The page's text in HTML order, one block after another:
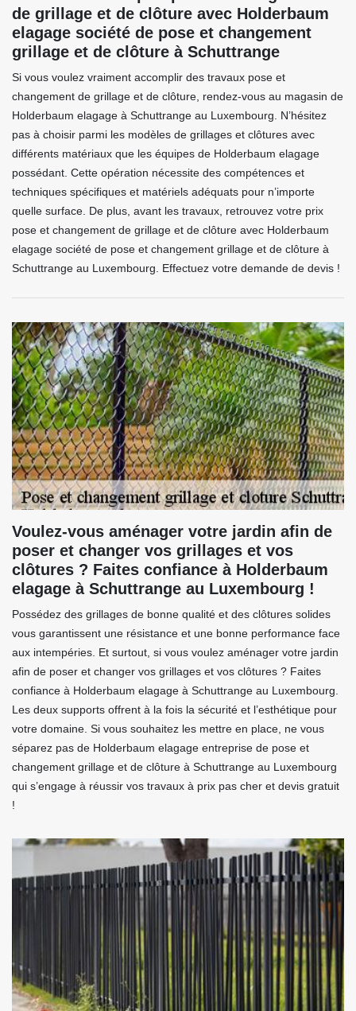
de grillage et de clôture avec Holderbaum
elagage société de pose et changement
grillage et de clôture à Schuttrange
Si vous voulez vraiment accomplir des travaux pose et
changement de grillage et de clôture, rendez-vous au magasin de
Holderbaum elagage à Schuttrange au Luxembourg. N’hésitez
pas à choisir parmi les modèles de grillages et clôtures avec
différents matériaux que les équipes de Holderbaum elagage
possédant. Cette opération nécessite des compétences et
techniques spécifiques et matériels adéquats pour n’importe
quelle surface. De plus, avant les travaux, retrouvez votre prix
pose et changement de grillage et de clôture avec Holderbaum
elagage société de pose et changement grillage et de clôture à
Schuttrange au Luxembourg. Effectuez votre demande de devis !
Voulez-vous aménager votre jardin afin de
poser et changer vos grillages et vos
clôtures ? Faites confiance à Holderbaum
elagage à Schuttrange au Luxembourg !
Possédez des grillages de bonne qualité et des clôtures solides
vous garantissent une résistance et une bonne performance face
aux intempéries. Et surtout, si vous voulez aménager votre jardin
afin de poser et changer vos grillages et vos clôtures ? Faites
confiance à Holderbaum elagage à Schuttrange au Luxembourg.
Les deux supports offrent à la fois la sécurité et l’esthétique pour
votre domaine. Si vous souhaitez les mettre en place, ne vous
séparez pas de Holderbaum elagage entreprise de pose et
changement grillage et de clôture à Schuttrange au Luxembourg
qui s’engage à réussir vos travaux à prix pas cher et devis gratuit
!